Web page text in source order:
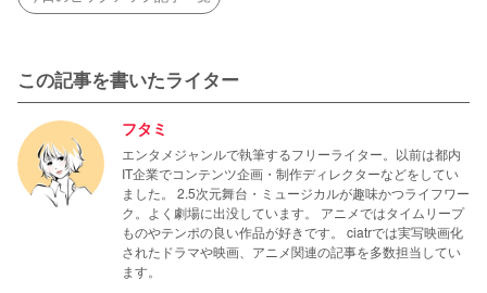
この記事を書いたライター
フタミ
エンタメジャンルで執筆するフリーライター。以前は都内
IT企業でコンテンツ企画・制作ディレクターなどをしてい
ました。 2.5次元舞台・ミュージカルが趣味かつライフワー
ク。よく劇場に出没しています。 アニメではタイムリープ
ものやテンポの良い作品が好きです。 ciatrでは実写映画化
されたドラマや映画、アニメ関連の記事を多数担当してい
ます。